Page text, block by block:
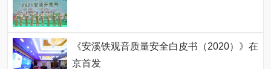
《安溪铁观音质量安全白皮书（2020）》在
京首发